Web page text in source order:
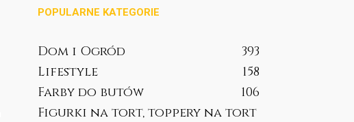
POPULARNE KATEGORIE
Dom i Ogród
393
Lifestyle
158
Farby do butów
106
Figurki na tort, toppery na tort